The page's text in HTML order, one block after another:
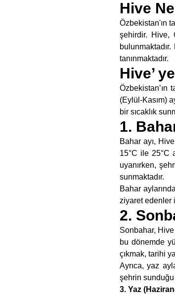
Hive
Özbekistan'ın
şehirdir. Hive,
tanınmaktadır.
Hive’
(Eylül-Kasım)
bir sıcaklık
1.
Bahar ayı,
15°C ile 25°C
uyanırken,
sunmaktadır.
Bahar
ziyaret edenler
2.
Sonbahar,
bu dönemde
çıkmak, tarihi
Ayrıca, yaz
şehrin
3. Yaz